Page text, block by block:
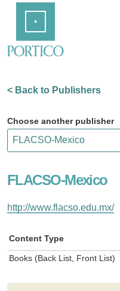
Content
< Back to Publishers
Choose another publisher
FLACSO-Mexico
http://www.flacso.edu.mx/
Content Type
Books (Back List, Front List)